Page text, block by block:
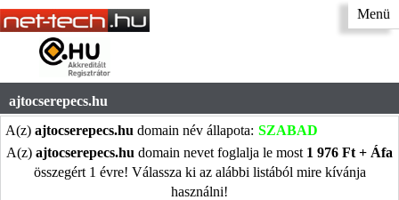
Menü
ajtocserepecs.hu
A(z) ajtocserepecs.hu domain név állapota: SZABAD
A(z) ajtocserepecs.hu domain nevet foglalja le most 1 976 Ft + Áfa
összegért 1 évre! Válassza ki az alábbi listából mire kívánja
használni!